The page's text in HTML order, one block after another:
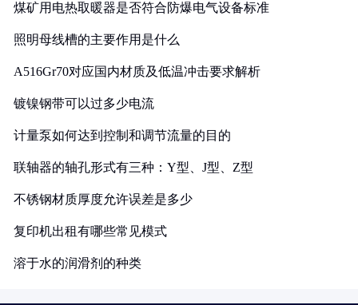
煤矿用电热取暖器是否符合防爆电气设备标准
照明母线槽的主要作用是什么
A516Gr70对应国内材质及低温冲击要求解析
镀镍钢带可以过多少电流
计量泵如何达到控制和调节流量的目的
联轴器的轴孔形式有三种：Y型、J型、Z型
不锈钢材质厚度允许误差是多少
复印机出租有哪些常见模式
溶于水的润滑剂的种类